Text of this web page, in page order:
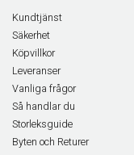
Kundtjänst
Säkerhet
Köpvillkor
Leveranser
Vanliga frågor
Så handlar du
Storleksguide
Byten och Returer